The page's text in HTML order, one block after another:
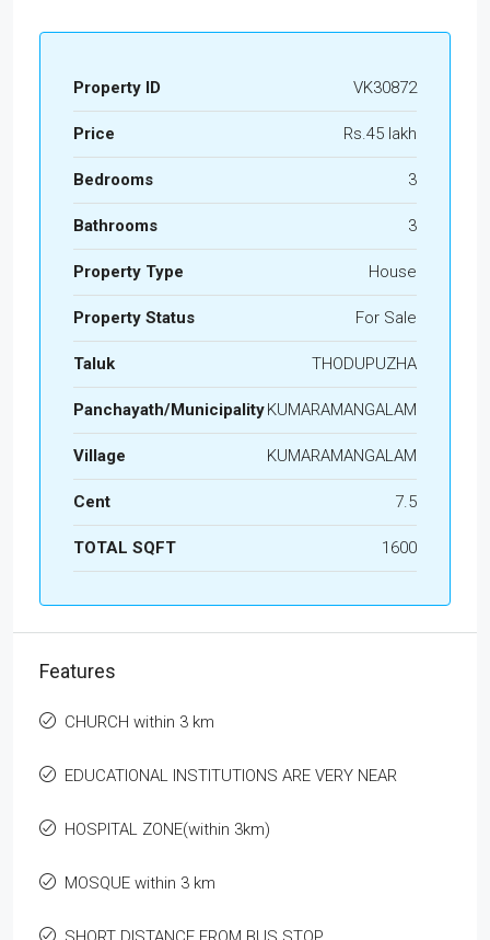
Property ID VK30872
Price Rs.45 lakh
Bedrooms 3
Bathrooms 3
Property Type House
Property Status For Sale
Taluk THODUPUZHA
Panchayath/MunicipalityKUMARAMANGALAM
Village KUMARAMANGALAM
Cent 7.5
TOTAL SQFT 1600
Features
CHURCH within 3 km
EDUCATIONAL INSTITUTIONS ARE VERY NEAR
HOSPITAL ZONE(within 3km)
MOSQUE within 3 km